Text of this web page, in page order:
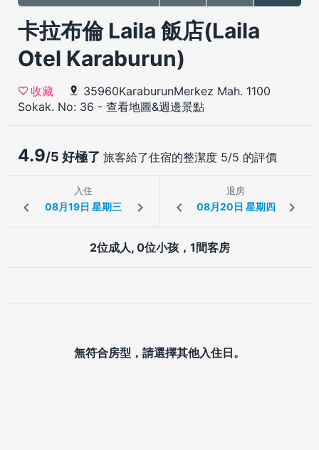
卡拉布倫 Laila 飯店(Laila
Otel Karaburun)
收藏
35960KaraburunMerkez Mah. 1100
Sokak. No: 36 - 查看地圖&週邊景點
4.9/5 好極了 旅客給了住宿的整潔度 5/5 的評價
入住 退房
2位成人, 0位小孩，1間客房
無符合房型，請選擇其他入住日。